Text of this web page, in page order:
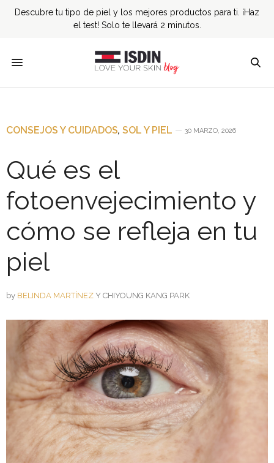
Descubre tu tipo de piel y los mejores productos para ti. ¡Haz
el test! Solo te llevará 2 minutos.
CONSEJOS Y CUIDADOS, SOL Y PIEL 30 MARZO, 2026
Qué es el
fotoenvejecimiento y
cómo se refleja en tu
piel
by BELINDA MARTÍNEZ Y CHIYOUNG KANG PARK